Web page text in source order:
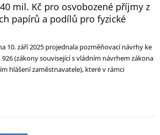
mil. Kč pro osvobozené příjmy z
papírů a podílů pro fyzické
10. září 2025 projednala pozměňovací návrhy ke
‎‎(zákony související s vládním návrhem zákona
hlášení zaměstnavatele), které ‎v rámci